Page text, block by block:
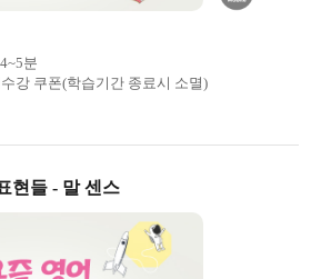
분
강 쿠폰(학습기간 종료시 소멸)
현들 - 말 센스